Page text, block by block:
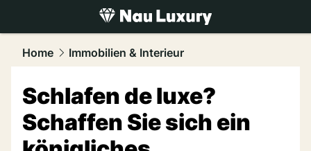
luxury.NAU.ch
Home Immobilien & Interieur
Schlafen de luxe?
Schaffen Sie sich ein